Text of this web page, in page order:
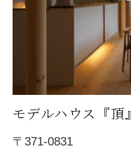
モデルハウス『頂』
〒371-0831